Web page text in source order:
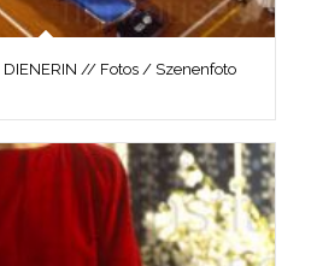
DIENERIN // Fotos / Szenenfoto